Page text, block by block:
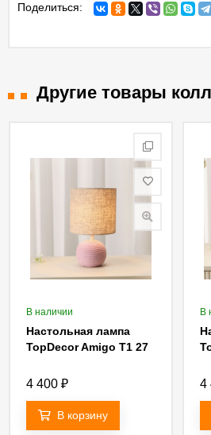
Поделиться:
Другие товары
В наличии
Настольная лампа
TopDecor Amigo T1 27
4 400 ₽
В корзину
В
4